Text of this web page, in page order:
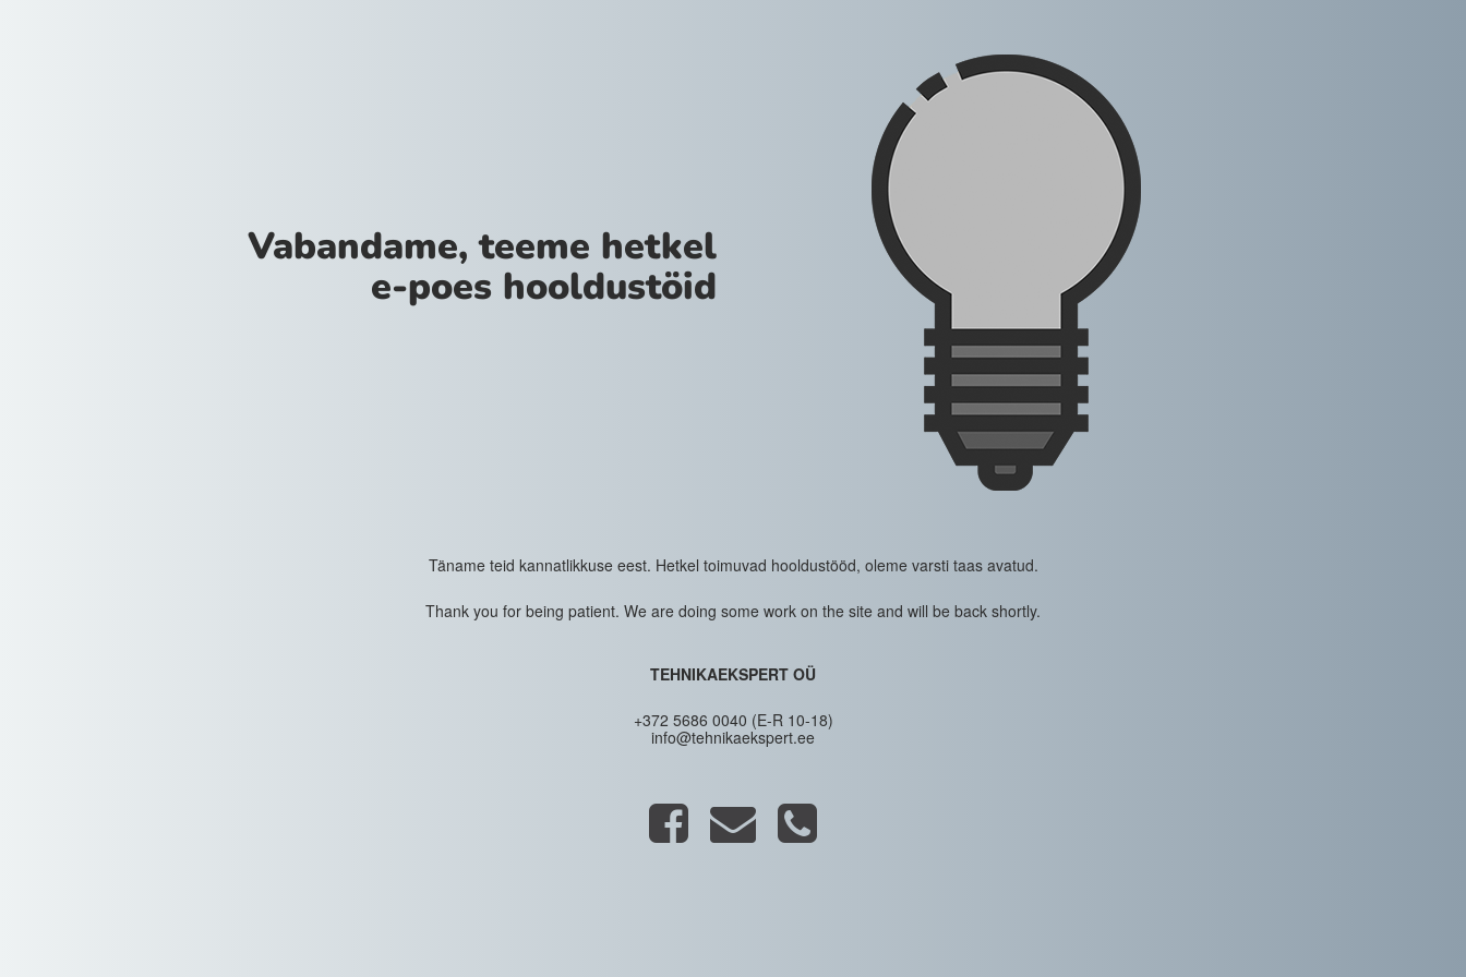
Vabandame, teeme hetkel
e-poes hooldustöid
Täname teid kannatlikkuse eest. Hetkel toimuvad hooldustööd, oleme varsti taas avatud.
Thank you for being patient. We are doing some work on the site and will be back shortly.
TEHNIKAEKSPERT OÜ
+372 5686 0040 (E-R 10-18)
info@tehnikaekspert.ee